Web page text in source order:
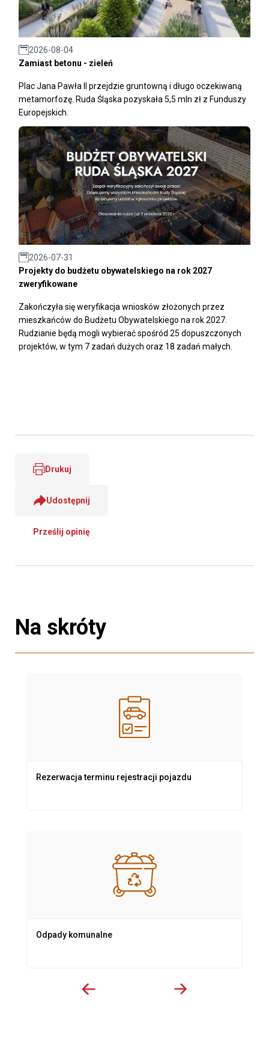
2026-08-04
Zamiast betonu - zieleń
Plac Jana Pawła II przejdzie gruntowną i długo oczekiwaną
metamorfozę. Ruda Śląska pozyskała 5,5 mln zł z Funduszy
Europejskich.
2026-07-31
Projekty do budżetu obywatelskiego na rok 2027
zweryfikowane
Zakończyła się weryfikacja wniosków złożonych przez
mieszkańców do Budżetu Obywatelskiego na rok 2027.
Rudzianie będą mogli wybierać spośród 25 dopuszczonych
projektów, w tym 7 zadań dużych oraz 18 zadań małych.
Drukuj
Udostępnij
Prześlij opinię
Na skróty
Rezerwacja terminu rejestracji pojazdu
Odpady komunalne